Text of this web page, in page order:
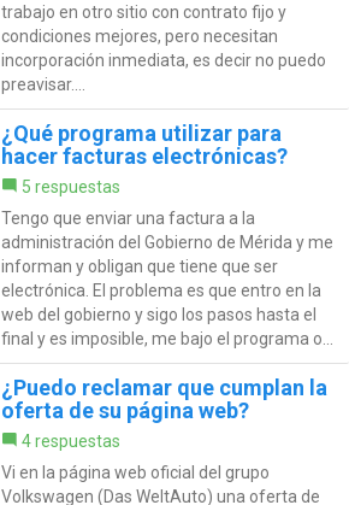
trabajo en otro sitio con contrato fijo y
condiciones mejores, pero necesitan
incorporación inmediata, es decir no puedo
preavisar....
¿Qué programa utilizar para
hacer facturas electrónicas?
5 respuestas
Tengo que enviar una factura a la
administración del Gobierno de Mérida y me
informan y obligan que tiene que ser
electrónica. El problema es que entro en la
web del gobierno y sigo los pasos hasta el
final y es imposible, me bajo el programa o...
¿Puedo reclamar que cumplan la
oferta de su página web?
4 respuestas
Vi en la página web oficial del grupo
Volkswagen (Das WeltAuto) una oferta de